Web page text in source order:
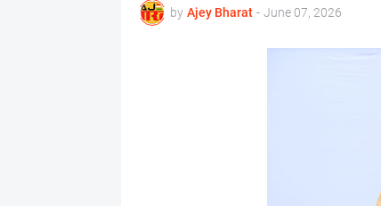
by Ajey Bharat - June 07, 2026